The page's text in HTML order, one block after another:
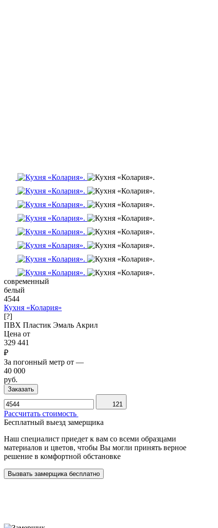
современный
белый
4544
Кухня «Колария»
[?]
ПВХ Пластик Эмаль Акрил
Цена от
329 441
₽
За погонный метр от —
40 000
руб.
Заказать
121
Рассчитать стоимость
Бесплатный выезд замерщика
Наш специалист приедет к вам со всеми образцами
материалов и цветов, чтобы Вы могли принять верное
решение в комфортной обстановке
Вызвать замерщика бесплатно